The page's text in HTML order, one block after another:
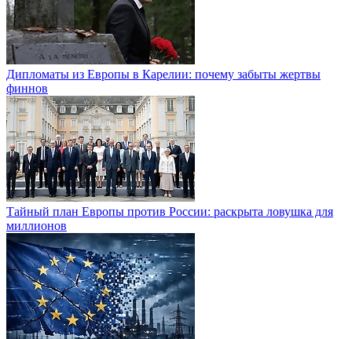
Дипломаты из Европы в Карелии: почему забыты жертвы
финнов
Тайный план Европы против России: раскрыта ловушка для
миллионов